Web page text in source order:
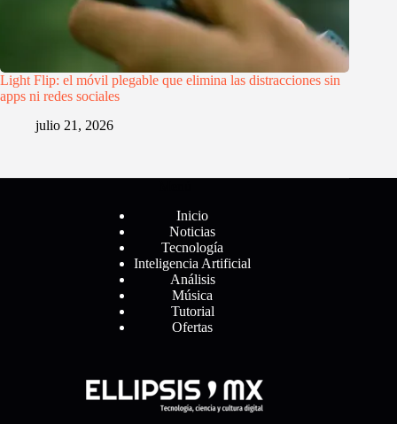
Light Flip: el móvil plegable que elimina las distracciones sin
apps ni redes sociales
julio 21, 2026
Inicio
Noticias
Tecnología
Inteligencia Artificial
Análisis
Música
Tutorial
Ofertas